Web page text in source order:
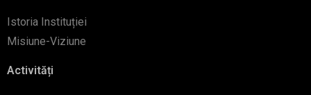
Istoria Instituției
Misiune-Viziune
Activități